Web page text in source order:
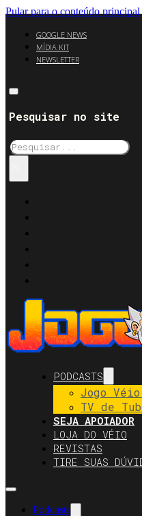
Pular para o conteúdo principal
GOOGLE NEWS
MÍDIA KIT
NEWSLETTER
Pesquisar no site
Pesquisar
PODCASTS
Jogo
TV de
SEJA APOIADOR
LOJA DO VÉIO
REVISTAS
TIRE SUAS
Podcasts